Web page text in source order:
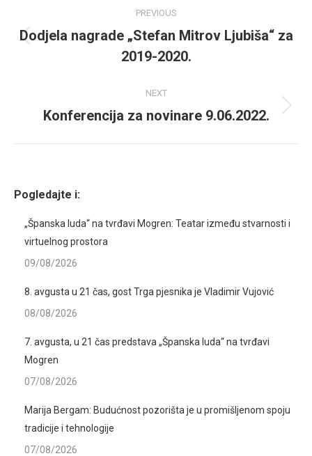
navigation
PREVIOUS
Previous
album:
Dodjela nagrade „Stefan Mitrov Ljubiša“ za
2019-2020.
NEXT
Next
Konferencija za novinare 9.06.2022.
Pogledajte i:
„Španska luda“ na tvrđavi Mogren: Teatar između stvarnosti i
virtuelnog prostora
09/08/2026
8. avgusta u 21 čas, gost Trga pjesnika je Vladimir Vujović
08/08/2026
7. avgusta, u 21 čas predstava „Španska luda“ na tvrđavi
Mogren
07/08/2026
Marija Bergam: Budućnost pozorišta je u promišljenom spoju
tradicije i tehnologije
07/08/2026